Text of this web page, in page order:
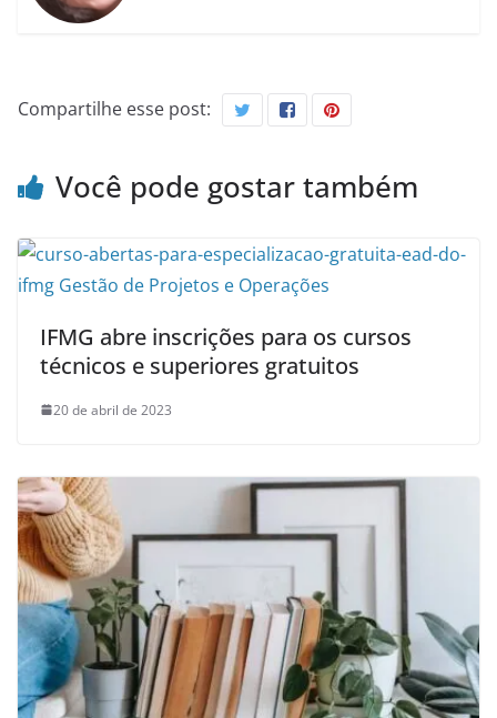
Compartilhe esse post:
Você pode gostar também
IFMG abre inscrições para os cursos
técnicos e superiores gratuitos
20 de abril de 2023